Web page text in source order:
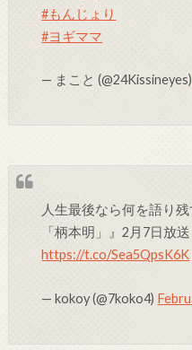
#もんじょり
#ヨギママ
— まこと (@24Kissineyes)
人生最後なら何を語り
「柄本明」』2月7日放送
https://t.co/Sea5QpsK6K
— kokoy (@7koko4)